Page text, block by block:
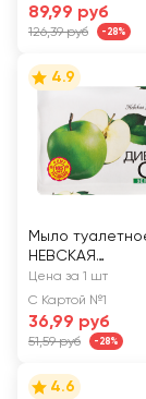
89,99 руб
126,39 руб -28%
4.9
Мыло
НЕВСКАЯ
КОСМЕТИКА
сад Зеленое
яблоко
Цена за 1 шт
С Картой №1
36,99 руб
51,59 руб -28%
4.6